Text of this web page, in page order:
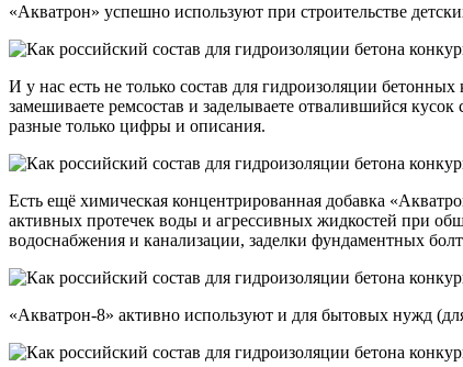
«Акватрон» успешно используют при строительстве
И у нас есть не только состав для гидроизоляции
замешиваете ремсостав и заделываете отвалившийся
разные только цифры и описания.
Есть ещё химическая концентрированная добавка
активных протечек воды и агрессивных жидкостей при
водоснабжения и канализации, заделки фундаментных
«Акватрон-8» активно используют и для бытовых нужд